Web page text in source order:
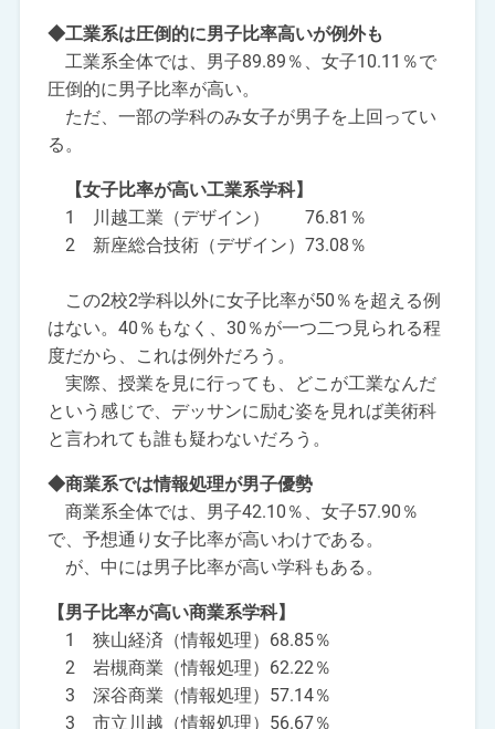
◆工業系は圧倒的に男子比率高いが例外も
工業系全体では、男子89.89％、女子10.11％で
圧倒的に男子比率が高い。
ただ、一部の学科のみ女子が男子を上回ってい
る。
【女子比率が高い工業系学科】
1 川越工業（デザイン） 76.81％
2 新座総合技術（デザイン）73.08％
この2校2学科以外に女子比率が50％を超える例
はない。40％もなく、30％が一つ二つ見られる程
度だから、これは例外だろう。
実際、授業を見に行っても、どこが工業なんだ
という感じで、デッサンに励む姿を見れば美術科
と言われても誰も疑わないだろう。
◆商業系では情報処理が男子優勢
商業系全体では、男子42.10％、女子57.90％
で、予想通り女子比率が高いわけである。
が、中には男子比率が高い学科もある。
【男子比率が高い商業系学科】
1 狭山経済（情報処理）68.85％
2 岩槻商業（情報処理）62.22％
3 深谷商業（情報処理）57.14％
3 市立川越（情報処理）56.67％